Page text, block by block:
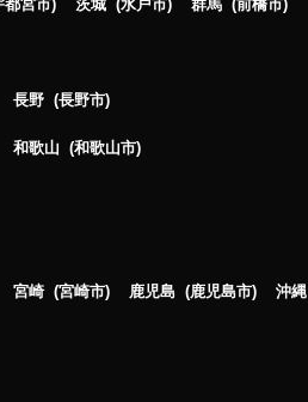
分
都宮市 茨城 水戸市 群馬 前橋市
長野 長野市
和歌山 和歌山市
宮崎 宮崎市 鹿児島 鹿児島市 沖縄